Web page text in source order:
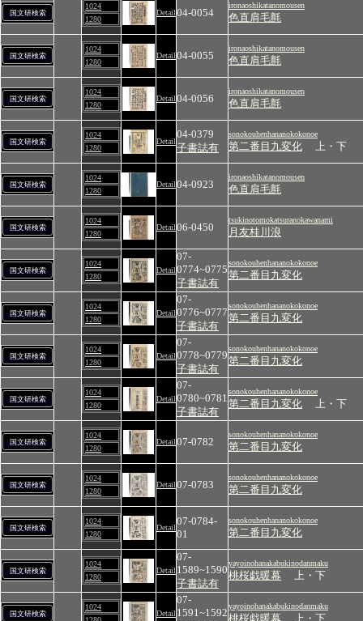
国文研検索
1024
1280
Detail04-0054
ironaoshikatanomousen
色直肩毛氈
国文研検索
1024
1280
Detail04-0055
ironaoshikatanomousen
色直肩毛氈
国文研検索
1024
1280
Detail04-0056
ironaoshikatanomousen
色直肩毛氈
国文研検索
1024
1280
Detail
04-0379
子書誌有
sonokouhenhananokokonoe
第二番目九変化 上・下
国文研検索
1024
1280
Detail04-0923
ironaoshikatanomousen
色直肩毛氈
国文研検索
1024
1280
Detail06-0450
tsukinotomokatsuranokawanami
月友桂川浪
国文研検索
1024
1280
Detail
07-
0774~0775
子書誌有
sonokouhenhananokokonoe
第二番目九変化
国文研検索
1024
1280
Detail
07-
0776~0777
子書誌有
sonokouhenhananokokonoe
第二番目九変化
国文研検索
1024
1280
Detail
07-
0778~0779
子書誌有
sonokouhenhananokokonoe
第二番目九変化
国文研検索
1024
1280
Detail
07-
0780~0781
子書誌有
sonokouhenhananokokonoe
第二番目九変化 上・下
国文研検索
1024
1280
Detail07-0782
sonokouhenhananokokonoe
第二番目九変化
国文研検索
1024
1280
Detail07-0783
sonokouhenhananokokonoe
第二番目九変化
国文研検索
1024
1280
Detail
07-0784-
01
sonokouhenhananokokonoe
第二番目九変化
国文研検索
1024
1280
Detail
07-
1589~1590
子書誌有
yayoinohanakabukinodanmaku
桃桜戯暖幕 上・下
国文研検索
1024
Detail
07-
1591~1592
yayoinohanakabukinodanmaku
桃桜戯暖幕 上・下